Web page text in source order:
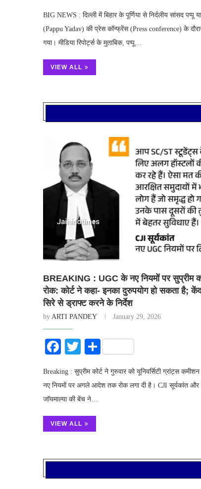
BIG NEWS : दिल्ली में बिहार के पूर्णिया से निर्दलीय सांसद पप्पू
(Pappu Yadav) की प्रेस कॉन्फ्रेंस (Press conference) के
गया। मीडिया रिपोर्ट्स के मुताबिक, पप्पू…
VIEW ALL
BREAKING : UGC के नए नियमों पर सुप्रीम
रोक: कोर्ट ने कहा- इनका दुरुपयोग हो सकता है;
सिरे से ड्राफ्ट करने के निर्देश
by ARTI PANDEY January 29, 2026
Facebook
Twitter
Share
Breaking : सुप्रीम कोर्ट ने गुरुवार को यूनिवर्सिटी ग्रांट्स
नए नियमों पर अगले आदेश तक रोक लगा दी है। CJI सूर्यकांत
जॉयमाल्या की बेंच ने…
VIEW ALL